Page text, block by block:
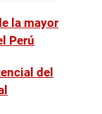
la mayor
Perú
del